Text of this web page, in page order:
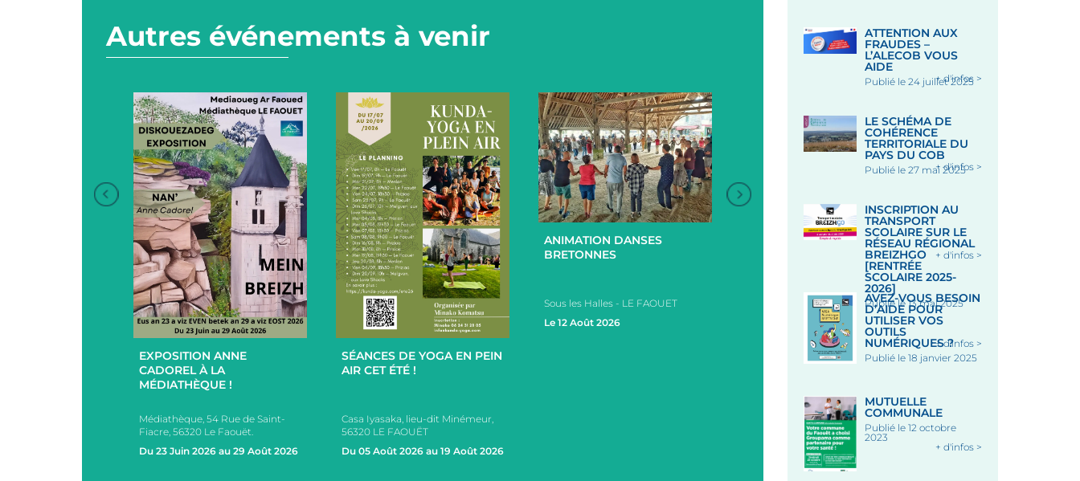
Autres événements à venir
+
EXPOSITION ANNE
CADOREL À LA
MÉDIATHÈQUE !
Médiathèque, 54 Rue de Saint-
Fiacre, 56320 Le Faouët.
Du 23 Juin 2026 au 29 Août 2026
SÉANCES DE YOGA EN PEIN
AIR CET ÉTÉ !
Casa Iyasaka, lieu-dit Minémeur,
56320 LE FAOUËT
Du 05 Août 2026 au 19 Août 2026
+
ANIMATION DANSES
BRETONNES
Sous les Halles - LE FAOUET
Le 12 Août 2026
+
MARCHÉ NOCTURE PLACE
Place des Halles, 56320 LE
Le 12 Août 2026
CONCERT
Saint-Fiacre, 56320 LE
Le 18 Août 2026
ATTENTION AUX
FRAUDES –
L’ALECOB VOUS
AIDE
Publié le 24 juillet 2025
+ d'infos >
LE SCHÉMA DE
COHÉRENCE
TERRITORIALE DU
PAYS DU COB
Publié le 27 mai 2025
+ d'infos >
INSCRIPTION AU
TRANSPORT
SCOLAIRE SUR LE
RÉSEAU RÉGIONAL
BREIZHGO
[RENTRÉE
SCOLAIRE 2025-
2026]
Publié le 13 mai 2025
+ d'infos >
AVEZ-VOUS BESOIN
D’AIDE POUR
UTILISER VOS
OUTILS
NUMÉRIQUES ?
Publié le 18 janvier 2025
+ d'infos >
MUTUELLE
COMMUNALE
Publié le 12 octobre
2023
+ d'infos >